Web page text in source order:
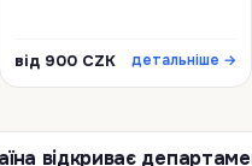
від 900 CZK детальніше →
відкриває